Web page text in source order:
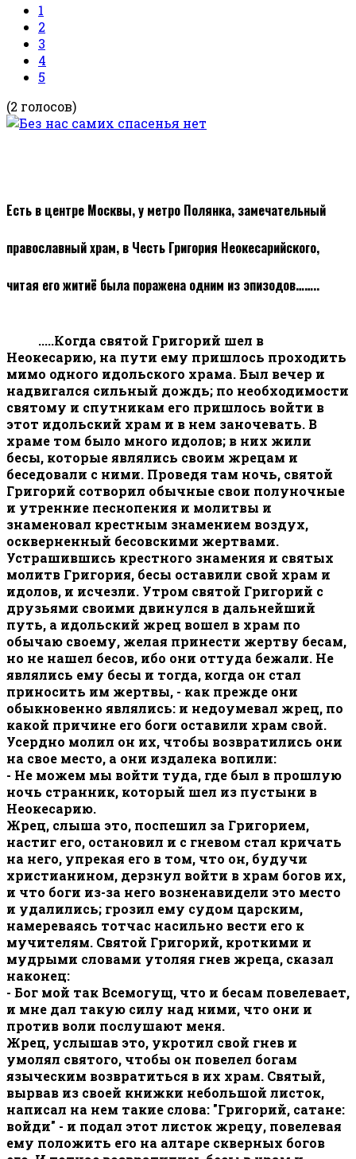
1
2
3
4
5
(2 голосов)
Есть в центре Москвы, у метро Полянка, замечательный
православный храм, в Честь Григория Неокесарийского,
читая его житиё была поражена одним из эпизодов……..
.....Когда святой Григорий шел в
Неокесарию, на пути ему пришлось проходить
мимо одного идольского храма. Был вечер и
надвигался сильный дождь; по необходимости
святому и спутникам его пришлось войти в
этот идольский храм и в нем заночевать. В
храме том было много идолов; в них жили
бесы, которые являлись своим жрецам и
беседовали с ними. Проведя там ночь, святой
Григорий сотворил обычные свои полуночные
и утренние песнопения и молитвы и
знаменовал крестным знамением воздух,
оскверненный бесовскими жертвами.
Устрашившись крестного знамения и святых
молитв Григория, бесы оставили свой храм и
идолов, и исчезли. Утром святой Григорий с
друзьями своими двинулся в дальнейший
путь, а идольский жрец вошел в храм по
обычаю своему, желая принести жертву бесам,
но не нашел бесов, ибо они оттуда бежали. Не
являлись ему бесы и тогда, когда он стал
приносить им жертвы, - как прежде они
обыкновенно являлись: и недоумевал жрец, по
какой причине его боги оставили храм свой.
Усердно молил он их, чтобы возвратились они
на свое место, а они издалека вопили:
- Не можем мы войти туда, где был в прошлую
ночь странник, который шел из пустыни в
Неокесарию.
Жрец, слыша это, поспешил за Григорием,
настиг его, остановил и с гневом стал кричать
на него, упрекая его в том, что он, будучи
христианином, дерзнул войти в храм богов их,
и что боги из-за него возненавидели это место
и удалились; грозил ему судом царским,
намереваясь тотчас насильно вести его к
мучителям. Святой Григорий, кроткими и
мудрыми словами утоляя гнев жреца, сказал
наконец:
- Бог мой так Всемогущ, что и бесам повелевает,
и мне дал такую силу над ними, что они и
против воли послушают меня.
Жрец, услышав это, укротил свой гнев и
умолял святого, чтобы он повелел богам
языческим возвратиться в их храм. Святый,
вырвав из своей книжки небольшой листок,
написал на нем такие слова: "Григорий, сатане:
войди" - и подал этот листок жрецу, повелевая
ему положить его на алтаре скверных богов